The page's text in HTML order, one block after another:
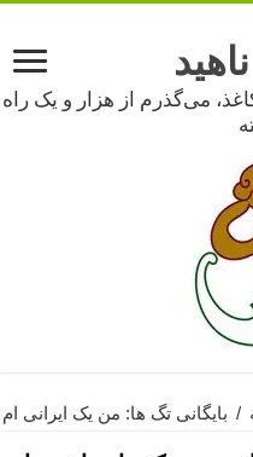
می‌گذرم از هزار و یک راه
/ بایگانی تگ ها: من یک ایرانی ام